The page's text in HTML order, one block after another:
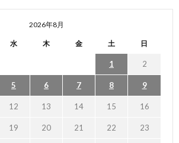
2026年8月
水 木 金 土 日
1 2
5 6 7 8 9
12 13 14 15 16
19 20 21 22 23